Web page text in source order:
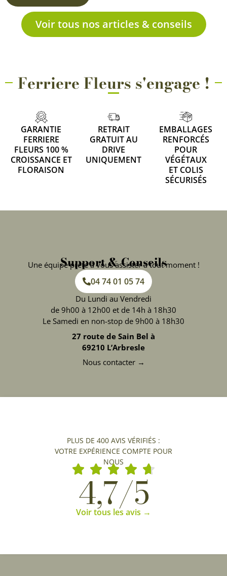
Voir tous nos articles & conseils
Ferriere Fleurs s'engage !
GARANTIE
FERRIERE
FLEURS 100 %
CROISSANCE ET
FLORAISON
RETRAIT
GRATUIT AU
DRIVE
UNIQUEMENT
EMBALLAGES
RENFORCÉS
POUR
VÉGÉTAUX
ET COLIS
SÉCURISÉS
Support & Conseils
Une équipe prête à vous assister à tout moment !
04 74 01 05 74
Du Lundi au Vendredi
de 9h00 à 12h00 et de 14h à 18h30
Le Samedi en non-stop de 9h00 à 18h30
27 route de Sain Bel à
69210 L’Arbresle
Nous contacter →
PLUS DE 400 AVIS VÉRIFIÉS :
VOTRE EXPÉRIENCE COMPTE POUR
NOUS
4,7/5
Voir tous les avis →